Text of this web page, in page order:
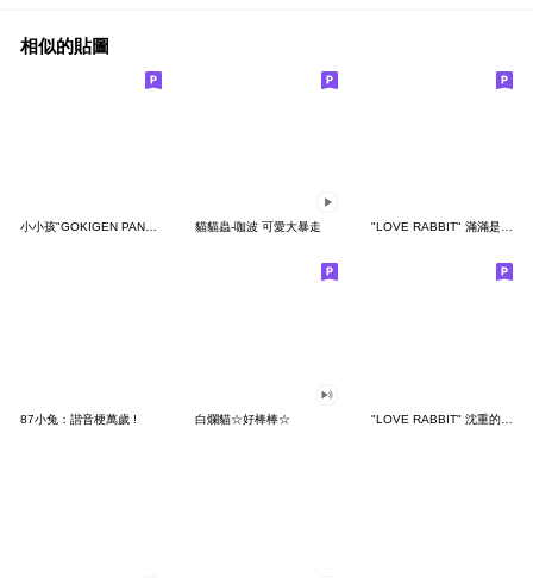
相似的貼圖
小小孩"GOKIGEN PANDA" 台灣版 貓貓蟲-咖波 可愛大暴走 "LOVE RABBIT" 滿滿是愛 台灣版
87小兔：諧音梗萬歲 ! 白爛貓☆好棒棒☆ "LOVE RABBIT" 沈重的愛 台灣版